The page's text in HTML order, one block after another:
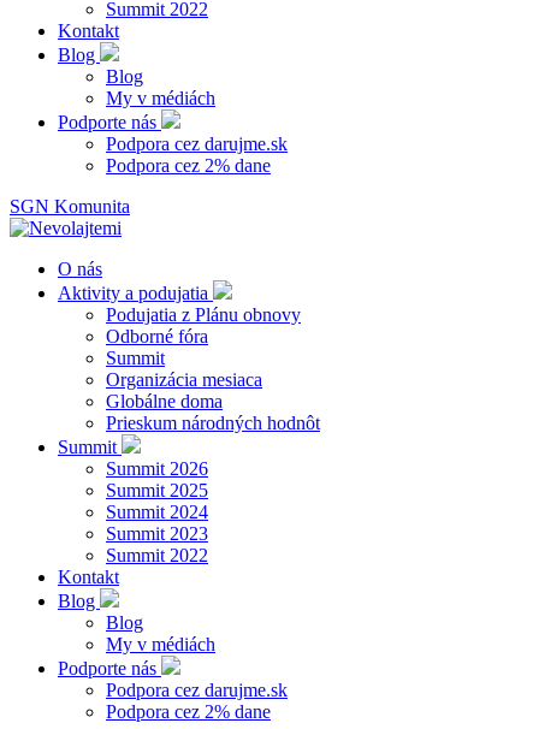
Summit 2022
Kontakt
Blog
Blog
My v médiách
Podporte nás
Podpora cez darujme.sk
Podpora cez 2% dane
SGN Komunita
O nás
Aktivity a podujatia
Podujatia z Plánu obnovy
Odborné fóra
Summit
Organizácia mesiaca
Globálne doma
Prieskum národných hodnôt
Summit
Summit 2026
Summit 2025
Summit 2024
Summit 2023
Summit 2022
Kontakt
Blog
Blog
My v médiách
Podporte nás
Podpora cez darujme.sk
Podpora cez 2% dane